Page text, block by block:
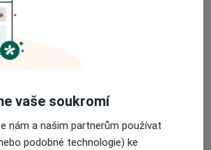
kalendář není aktivní
situaci udělat?
vaše soukromí
nám a našim partnerům používat
podobné technologie) ke